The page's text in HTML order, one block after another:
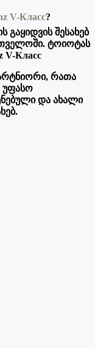
V-Класс?
გაყიდვის შესახებ
ტოიოტას
V-Класс
რათა
უფასო
და ახალი